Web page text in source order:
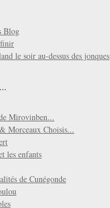
Blog
le soir au-dessus des jonques
Mirovinben...
Morceaux Choisis...
les enfants
de Cunégonde